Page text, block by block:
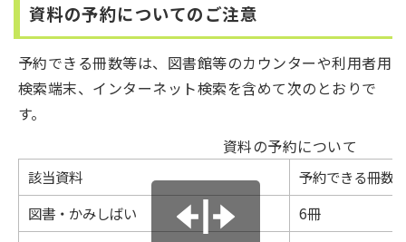
資料の予約についてのご注意
予約できる冊数等は、図書館等のカウンターや利用者用
検索端末、インターネット検索を含めて次のとおりで
す。
資料の予約について
該当資料
予約できる冊数
図書・かみしばい
6冊